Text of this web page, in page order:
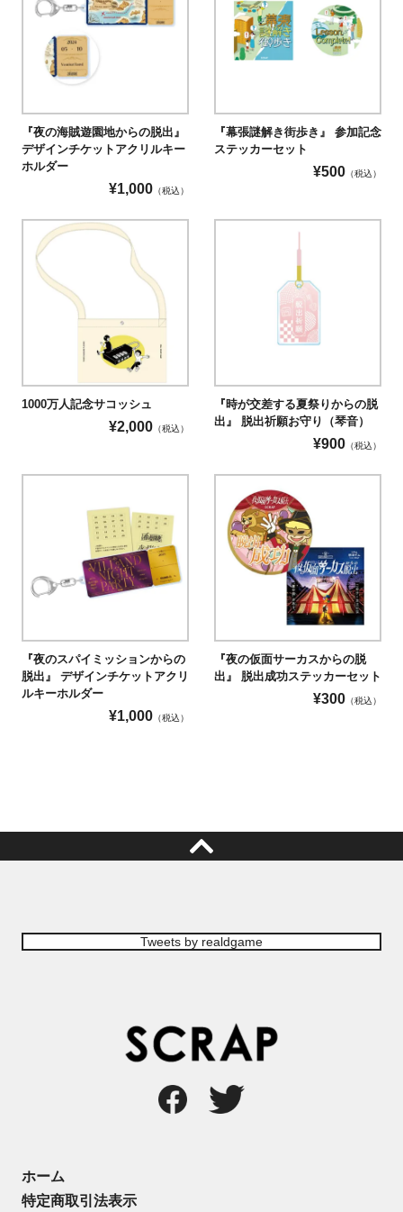
『夜の海賊遊園地からの脱出』
デザインチケットアクリルキー
ホルダー
¥1,000 （税込）
『幕張謎解き街歩き』 参加記念
ステッカーセット
¥500 （税込）
1000万人記念サコッシュ
¥2,000 （税込）
『時が交差する夏祭りからの脱
出』 脱出祈願お守り（琴音）
¥900 （税込）
『夜のスパイミッションからの
脱出』 デザインチケットアクリ
ルキーホルダー
¥1,000 （税込）
『夜の仮面サーカスからの脱
出』 脱出成功ステッカーセット
¥300 （税込）
Tweets by realdgame
ホーム
特定商取引法表示